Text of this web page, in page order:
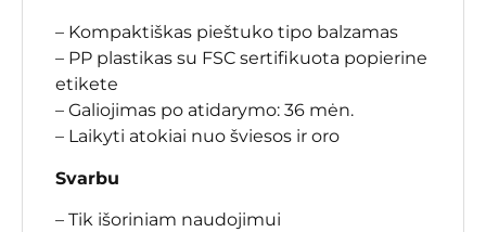
– Kompaktiškas pieštuko tipo balzamas
– PP plastikas su FSC sertifikuota popierine
etikete
– Galiojimas po atidarymo: 36 mėn.
– Laikyti atokiai nuo šviesos ir oro
Svarbu
– Tik išoriniam naudojimui